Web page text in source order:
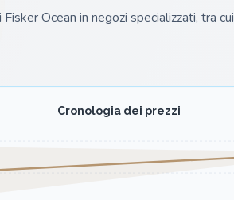
Ocean in negozi specializzati, tra cui
Cronologia dei prezzi